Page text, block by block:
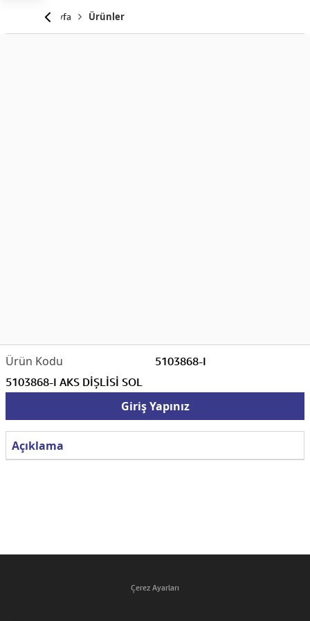
Anasayfa Ürünler
5103868-I
5103868-I AKS DİŞLİSİ SOL
Giriş Yapınız
Açıklama
Çerez Ayarları